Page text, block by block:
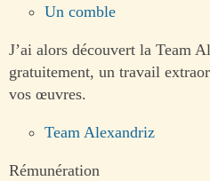
Un comble
J’ai alors découvert la Team
gratuitement, un travail
vos œuvres.
Team Alexandriz
Rémunération